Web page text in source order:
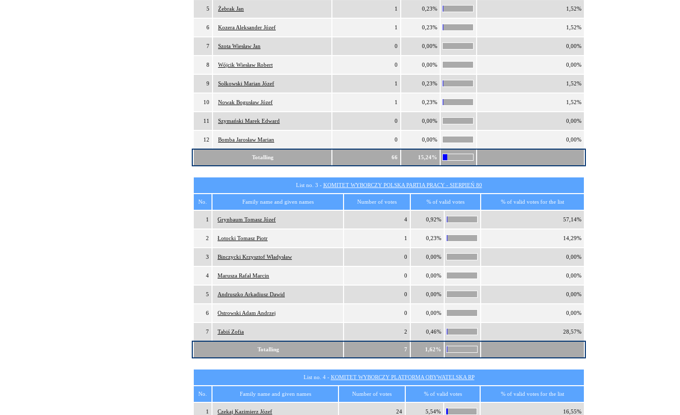
5 Żebrak Jan 1 0,23% 1,52%
6 Kozera Aleksander Józef 1 0,23% 1,52%
7 Szota Wiesław Jan 0 0,00% 0,00%
8 Wójcik Wiesław Robert 0 0,00% 0,00%
9 Sołkowski Marian Józef 1 0,23% 1,52%
10 Nowak Bogusław Józef 1 0,23% 1,52%
11 Szymański Marek Edward 0 0,00% 0,00%
12 Bomba Jarosław Marian 0 0,00% 0,00%
Totalling 66 15,24%
List no. 3 - KOMITET WYBORCZY POLSKA PARTIA PRACY - SIERPIEŃ 80
No. Family name and given names Number of votes % of valid votes % of valid votes for the list
1 Grynbaum Tomasz Józef 4 0,92% 57,14%
2 Łotocki Tomasz Piotr 1 0,23% 14,29%
3 Binczycki Krzysztof Władysław 0 0,00% 0,00%
4 Marusza Rafał Marcin 0 0,00% 0,00%
5 Andruszko Arkadiusz Dawid 0 0,00% 0,00%
6 Ostrowski Adam Andrzej 0 0,00% 0,00%
7 Tabiś Zofia 2 0,46% 28,57%
Totalling 7 1,62%
List no. 4 - KOMITET WYBORCZY PLATFORMA OBYWATELSKA RP
No. Family name and given names Number of votes % of valid votes % of valid votes for the list
1 Czekaj Kazimierz Józef 24 5,54% 16,55%